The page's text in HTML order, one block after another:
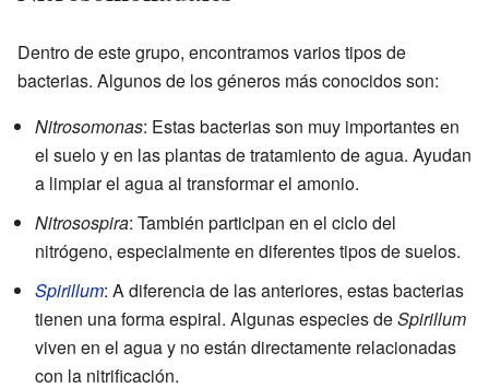
Dentro de este grupo, encontramos varios tipos de
bacterias. Algunos de los géneros más conocidos son:
Nitrosomonas: Estas bacterias son muy importantes en
el suelo y en las plantas de tratamiento de agua. Ayudan
a limpiar el agua al transformar el amonio.
Nitrosospira: También participan en el ciclo del
nitrógeno, especialmente en diferentes tipos de suelos.
Spirillum: A diferencia de las anteriores, estas bacterias
tienen una forma espiral. Algunas especies deSpirillum
viven en el agua y no están directamente relacionadas
con la nitrificación.